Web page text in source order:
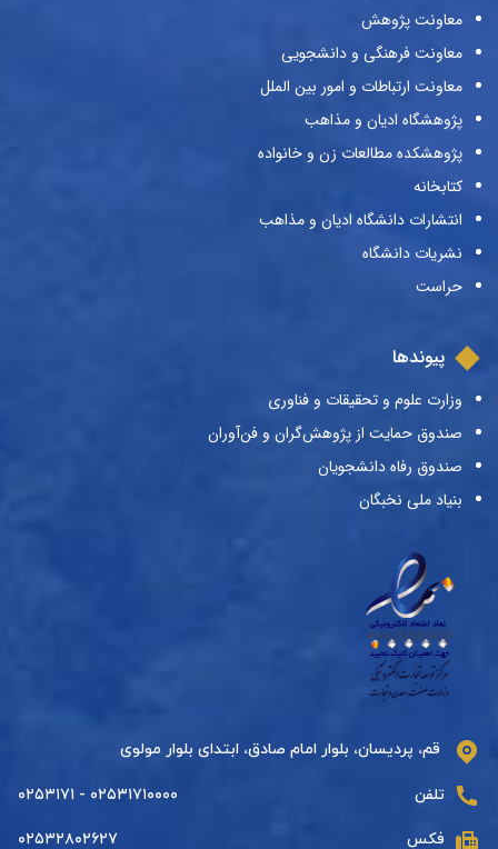
معاونت پژوهش
معاونت فرهنگی و دانشجویی
معاونت ارتباطات و امور بین الملل
پژوهشگاه ادیان و مذاهب
پژوهشکده مطالعات زن و خانواده
کتابخانه
انتشارات دانشگاه ادیان و مذاهب
نشریات دانشگاه
حراست
پیوندها
وزارت علوم و تحقیقات و فناوری
صندوق حمایت از پژوهش‌گران و فن‌آوران
صندوق رفاه دانشجویان
بنیاد ملی نخبگان
قم، پردیسان، بلوار امام صادق، ابتدای بلوار مولوی
تلفن ۰۲۵۳۱۷۱۰۰۰۰ - ۰۲۵۳۱۷۱
فکس ۰۲۵۳۲۸۰۲۶۲۷